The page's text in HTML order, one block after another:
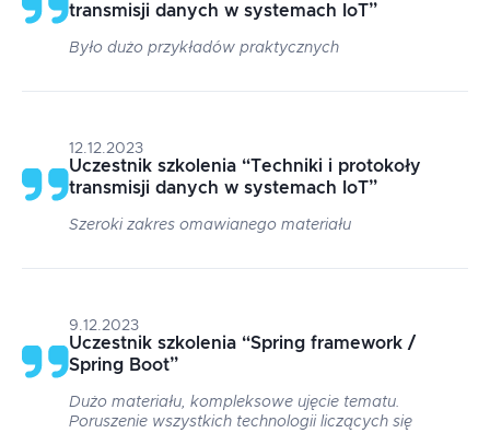
transmisji danych w systemach IoT”
Było dużo przykładów praktycznych
12.12.2023
Uczestnik szkolenia “Techniki i protokoły
transmisji danych w systemach IoT”
Szeroki zakres omawianego materiału
9.12.2023
Uczestnik szkolenia “Spring framework /
Spring Boot”
Dużo materiału, kompleksowe ujęcie tematu.
Poruszenie wszystkich technologii liczących się